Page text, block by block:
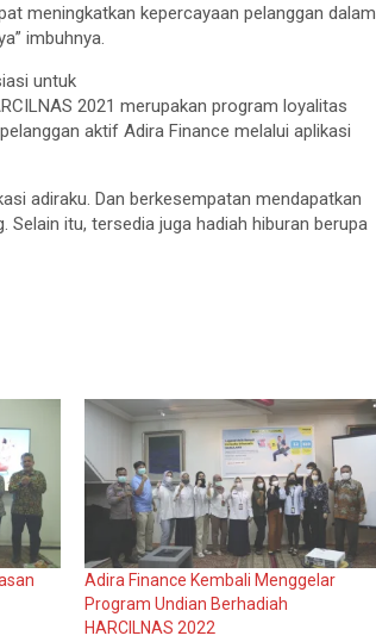
meningkatkan kepercayaan pelanggan dalam
imbuhnya.
untuk
2021 merupakan program loyalitas
aktif Adira Finance melalui aplikasi
adiraku. Dan berkesempatan mendapatkan
itu, tersedia juga hadiah hiburan berupa
Adira Finance Kembali Menggelar
Program Undian Berhadiah
HARCILNAS 2022